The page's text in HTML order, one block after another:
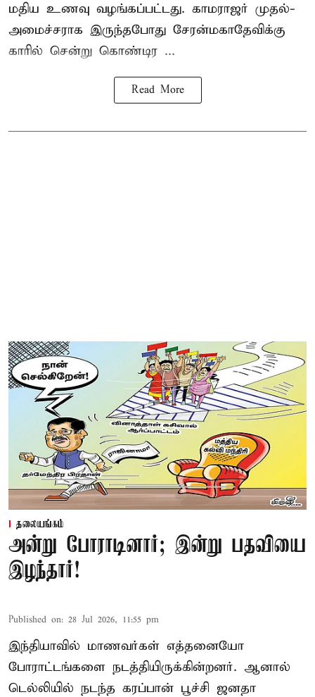
மதிய உணவு வழங்கப்பட்டது. காமராஜர் முதல்-
அமைச்சராக இருந்தபோது சேரன்மகாதேவிக்கு
காரில் சென்று கொண்டிர ...
Read More
தலையங்கம்
அன்று போராடினார்; இன்று பதவியை
இழந்தார்!
Published on: 28 Jul 2026, 11:55 pm
இந்தியாவில் மாணவர்கள் எத்தனையோ
போராட்டங்களை நடத்தியிருக்கின்றனர். ஆனால்
டெல்லியில் நடந்த கரப்பான் பூச்சி ஜனதா